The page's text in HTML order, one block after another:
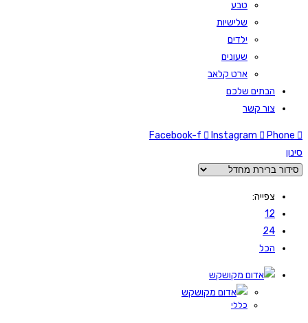
טבע
שלישיות
ילדים
שעונים
ארט קלאב
הבתים שלכם
צור קשר
Facebook-f Instagram
Phone
סינון
צפייה:
12
24
הכל
כללי